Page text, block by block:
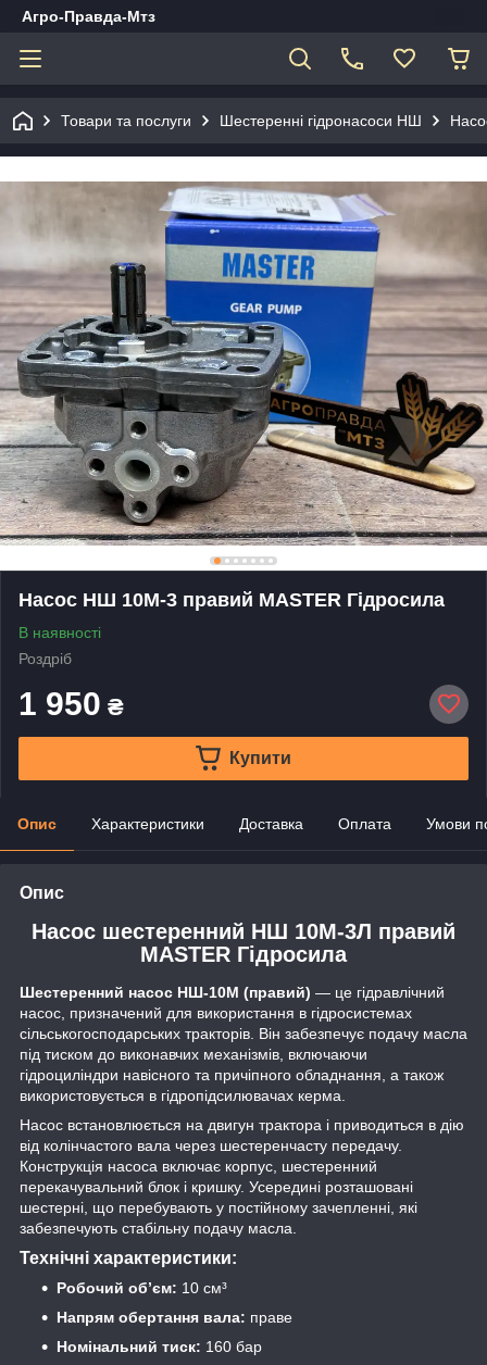
Агро-Правда-Мтз
Товари та послуги Шестеренні гідронасоси НШ
Насос НШ 10М-3 правий MASTER Гідросила
В наявності
Роздріб
1 950 ₴
Купити
Опис Характеристики Доставка Оплата Умови
Опис
Насос шестеренний НШ 10М-3Л правий
MASTER Гідросила
Шестеренний насос НШ-10М (правий) — це гідравлічний
насос, призначений для використання в гідросистемах
сільськогосподарських тракторів. Він забезпечує подачу масла
під тиском до виконавчих механізмів, включаючи
гідроциліндри навісного та причіпного обладнання, а також
використовується в гідропідсилювачах керма.
Насос встановлюється на двигун трактора і приводиться в дію
від колінчастого вала через шестеренчасту передачу.
Конструкція насоса включає корпус, шестеренний
перекачувальний блок і кришку. Усередині розташовані
шестерні, що перебувають у постійному зачепленні, які
забезпечують стабільну подачу масла.
Технічні характеристики:
Робочий об’єм: 10 см³
Напрям обертання вала: праве
Номінальний тиск: 160 бар